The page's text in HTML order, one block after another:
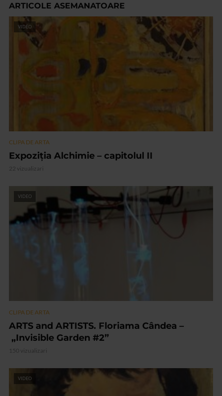
ARTICOLE ASEMANATOARE
VIDEO
CLIPA DE ARTA
Expoziția Alchimie – capitolul II
22 vizualizari
VIDEO
CLIPA DE ARTA
ARTS and ARTISTS. Floriama Cândea –
„Invisible Garden #2”
150 vizualizari
VIDEO